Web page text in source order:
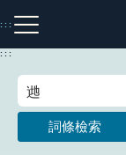
到
主
:::
注音索引圖示
:::
詞條檢索